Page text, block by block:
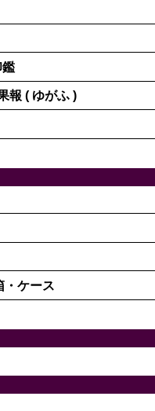
報 ( ゆがふ )
ケース